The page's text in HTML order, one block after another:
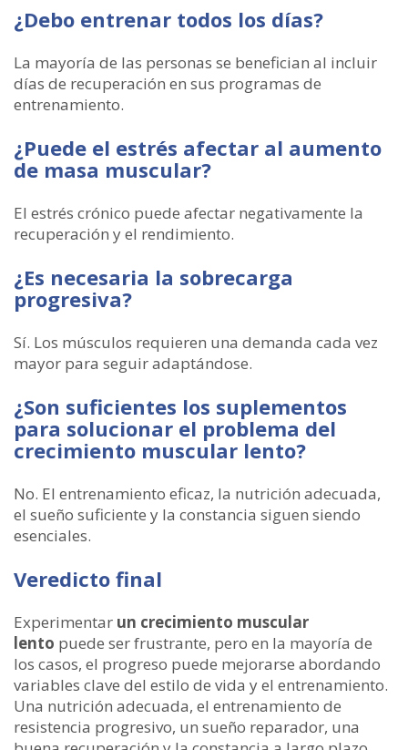
¿Debo entrenar todos los días?
La mayoría de las personas se benefician al incluir
días de recuperación en sus programas de
entrenamiento.
¿Puede el estrés afectar al aumento
de masa muscular?
El estrés crónico puede afectar negativamente la
recuperación y el rendimiento.
¿Es necesaria la sobrecarga
progresiva?
Sí. Los músculos requieren una demanda cada vez
mayor para seguir adaptándose.
¿Son suficientes los suplementos
para solucionar el problema del
crecimiento muscular lento?
No. El entrenamiento eficaz, la nutrición adecuada,
el sueño suficiente y la constancia siguen siendo
esenciales.
Veredicto final
Experimentar un crecimiento muscular
lento puede ser frustrante, pero en la mayoría de
los casos, el progreso puede mejorarse abordando
variables clave del estilo de vida y el entrenamiento.
Una nutrición adecuada, el entrenamiento de
resistencia progresivo, un sueño reparador, una